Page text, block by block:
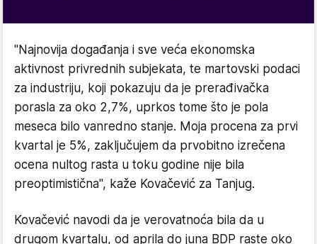
"Najnovija događanja i sve veća ekonomska
aktivnost privrednih subjekata, te martovski podaci
za industriju, koji pokazuju da je prerađivačka
porasla za oko 2,7%, uprkos tome što je pola
meseca bilo vanredno stanje. Moja procena za prvi
kvartal je 5%, zaključujem da prvobitno izrečena
ocena nultog rasta u toku godine nije bila
preoptimistična", kaže Kovačević za Tanjug.
Kovačević navodi da je verovatnoća bila da u
drugom kvartalu, od aprila do juna BDP raste oko